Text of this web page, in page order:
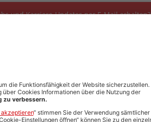
und Karriere-Updates per E-Mail erhalten?